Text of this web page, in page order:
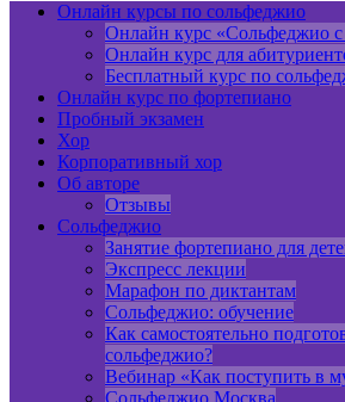
Онлайн курсы по сольфеджио
Онлайн курс «Сольфеджио с
Онлайн курс для
Бесплатный курс по
Онлайн курс по фортепиано
Пробный экзамен
Хор
Корпоративный хор
Об авторе
Отзывы
Сольфеджио
Занятие фортепиано для
Экспресс лекции
Марафон по диктантам
Сольфеджио: обучение
Как самостоятельно
сольфеджио?
Вебинар «Как поступить в